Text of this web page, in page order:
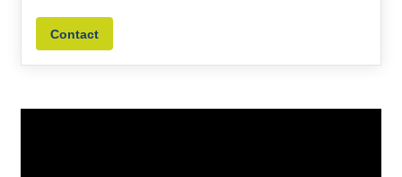
Contact